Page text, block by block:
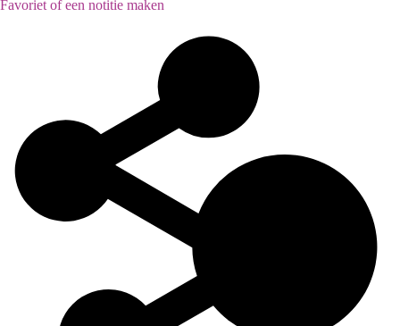
Favoriet of een notitie maken